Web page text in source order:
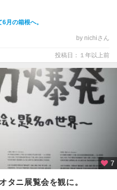
月の箱根へ。
by nichiさん
投稿日：１年以上前
7
ニ展覧会を観に。